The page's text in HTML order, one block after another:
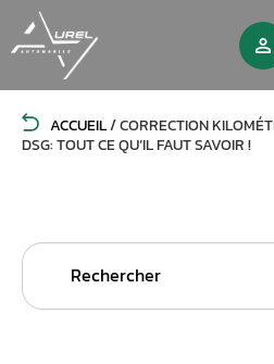
ACCUEIL/CORRECTION
DSG: TOUT CE QU’IL FAUT SAVOIR !
Search